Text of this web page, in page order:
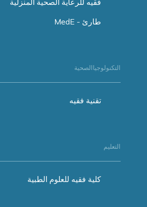
فقيه للرعاية الصحية المنزلية
طارئ - MedE
التكنولوجياالصحية
تقنية فقيه
التعليم
كلية فقيه للعلوم الطبية